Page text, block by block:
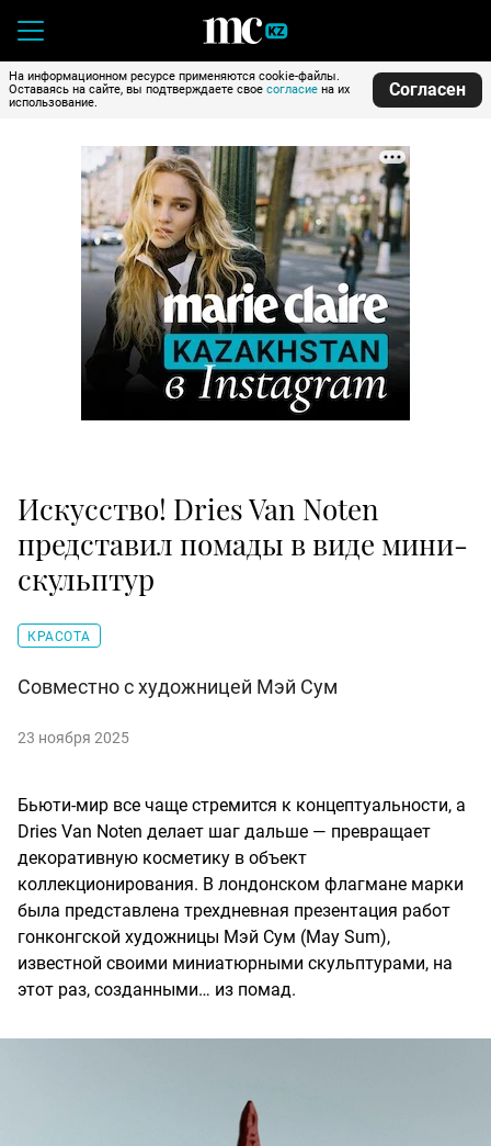
На информационном ресурсе применяются cookie-файлы.
Оставаясь на сайте, вы подтверждаете свое согласие на их
использование.
Согласен
Искусство! Dries Van Noten
представил помады в виде мини-
скульптур
КРАСОТА
Совместно с художницей Мэй Сум
23 ноября 2025
Бьюти-мир все чаще стремится к концептуальности, а
Dries Van Noten делает шаг дальше — превращает
декоративную косметику в объект
коллекционирования. В лондонском флагмане марки
была представлена трехдневная презентация работ
гонконгской художницы Мэй Сум (May Sum),
известной своими миниатюрными скульптурами, на
этот раз, созданными… из помад.